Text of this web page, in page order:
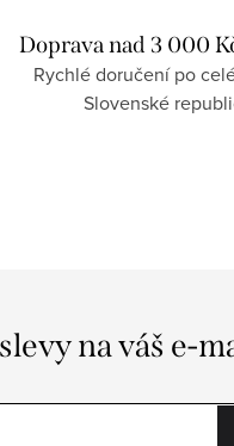
Doprava nad 3 000
Rychlé doručení po
Slovenské
na váš e-